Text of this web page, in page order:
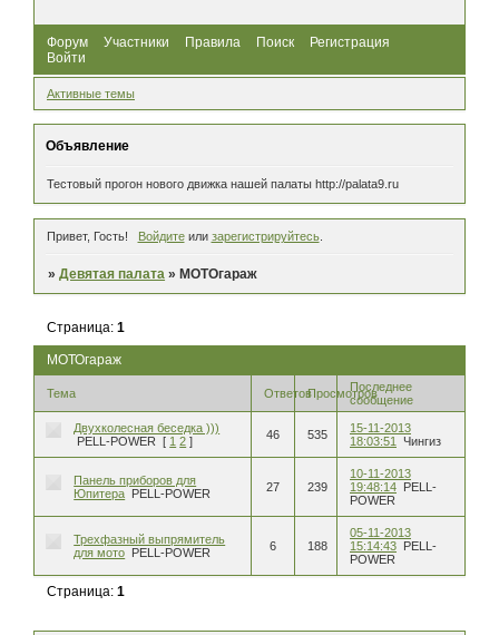
Форум Участники Правила Поиск
Регистрация
Войти
Активные темы
Объявление
Тестовый прогон нового движка нашей палаты http://palata9.ru
Привет, Гость! Войдитеили зарегистрируйтесь.
»Девятая палата » МОТОгараж
МОТОгараж
Страница:1
Тема ОтветовПросмотровПоследнее
сообщение
Двухколесная беседка )))
PELL-POWER
[ 1 2 ] 46 535
15-11-2013
18:03:51
Чингиз
Панель приборов для
Юпитера PELL-POWER 27 239
10-11-2013
19:48:14 PELL-
POWER
Трехфазный выпрямитель
для мото PELL-POWER 6 188
05-11-2013
15:14:43 PELL-
POWER
Страница:1